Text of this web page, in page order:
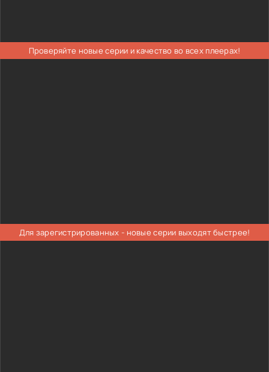
Проверяйте новые серии и качество во всех плеерах!
Для зарегистрированных - новые серии выходят быстрее!